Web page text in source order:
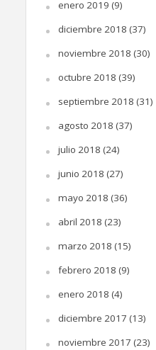
enero 2019 (9)
diciembre 2018 (37)
noviembre 2018 (30)
octubre 2018 (39)
septiembre 2018 (31)
agosto 2018 (37)
julio 2018 (24)
junio 2018 (27)
mayo 2018 (36)
abril 2018 (23)
marzo 2018 (15)
febrero 2018 (9)
enero 2018 (4)
diciembre 2017 (13)
noviembre 2017 (23)